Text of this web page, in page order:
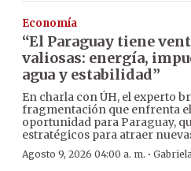
Economía
“El Paraguay tiene
valiosas: energía,
agua y estabilidad”
En charla con ÚH, el experto
fragmentación que enfrenta
oportunidad para Paraguay,
estratégicos para atraer
Agosto 9, 2026 04:00 a. m. ·